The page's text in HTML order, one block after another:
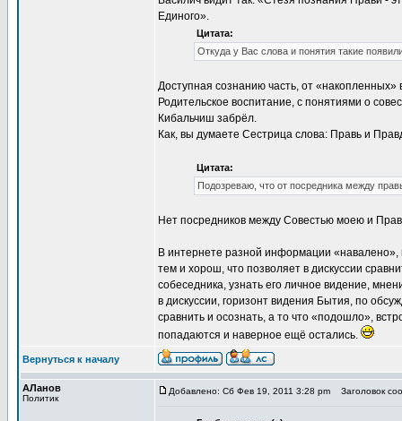
Единого».
Цитата:
Откуда у Вас слова и понятия такие
Доступная сознанию часть, от
Родительское воспитание, с понятиями о
Кибальчиш забрёл.
Как, вы думаете Сестрица слова: Правь и
Цитата:
Подозреваю, что от посредника между
Нет посредников между Совестью моею и
В интернете разной информации «навалено»,
тем и хорош, что позволяет в дискуссии
собеседника, узнать его личное видение,
в дискуссии, горизонт видения Бытия, по
сравнить и осознать, а то что «подошло»,
попадаются и наверное ещё остались.
Вернуться к началу
АЛанов
Политик
Добавлено: Сб Фев 19, 2011 3:28 pm Заголовок